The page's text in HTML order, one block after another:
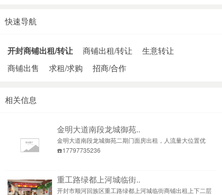
快速导航
开封商铺出租/转让 商铺出租/转让
生意转让
商铺出售
求租/求购 招商/合作
相关信息
金明大道南段龙城御苑..
金明大道南段龙城御苑二期门面房出租，人流量大位置优
☎️17797735236
重工路绿都上河城临街..
开封市顺河回族区重工路绿都上河城临街商铺出租上下二层